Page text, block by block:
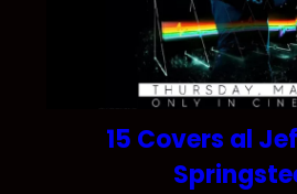
15 Covers al